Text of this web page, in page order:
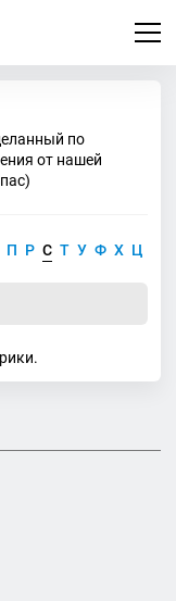
по
от нашей
П Р С Т У Ф Х Ц